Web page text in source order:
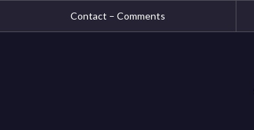
Contact – Comments